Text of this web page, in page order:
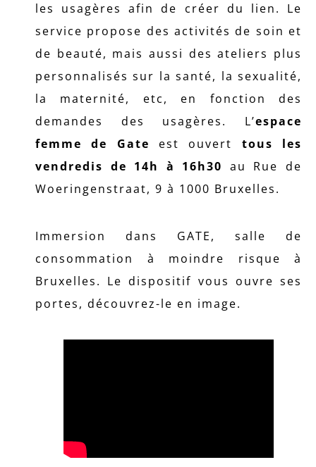
les usagères afin de créer du lien. Le
service propose des activités de soin et
de beauté, mais aussi des ateliers plus
personnalisés sur la santé, la sexualité,
la maternité, etc, en fonction des
demandes des usagères. L’espace
femme de Gate est ouvert tous les
vendredis de 14h à 16h30 au Rue de
Woeringenstraat, 9 à 1000 Bruxelles.
Immersion dans GATE, salle de
consommation à moindre risque à
Bruxelles. Le dispositif vous ouvre ses
portes, découvrez-le en image.